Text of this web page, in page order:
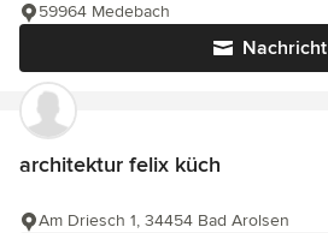
Nachricht
59964 Medebach
architektur felix küch
Am Driesch 1, 34454 Bad Arolsen